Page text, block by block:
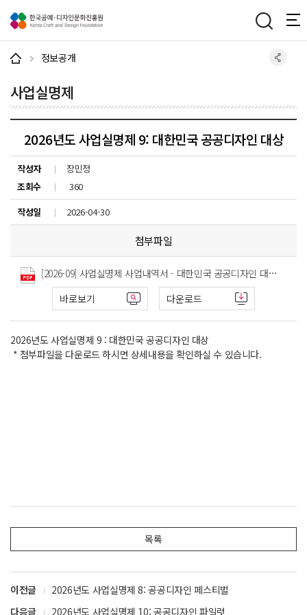
정보공개
사업실명제
2026년도 사업실명제 9: 대한민국 공공디자인 대상
작성자
장민정
조회수
360
작성일
2026-04-30
첨부파일
[2026-09] 사업실명제 사업내역서 - 대한민국 공공디자인 대상.pdf
바로보기
다운로드
2026년도 사업실명제 9 : 대한민국 공공디자인 대상
* 첨부파일을 다운로드 하시면 상세내용을 확인하실 수 있습니다.
목록
이전글
2026년도 사업실명제 8: 공공디자인 페스티벌
다음글
2026년도 사업실명제 10: 공공디자인 파일럿